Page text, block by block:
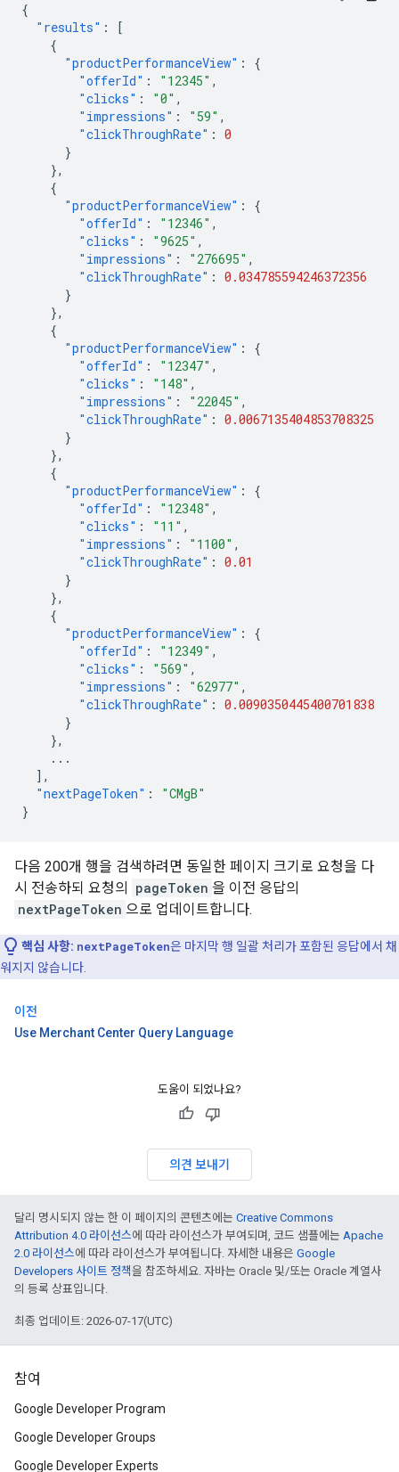
{
"results" :
[
{
"productPerformanceView" :
{
"offerId" : "12345" ,
"clicks" : "0" ,
"impressions" : "59" ,
"clickThroughRate" : 0
}
},
{
"productPerformanceView" :
{
"offerId" : "12346" ,
"clicks" : "9625" ,
"impressions" : "276695" ,
"clickThroughRate" : 0.034785594246372356
}
},
{
"productPerformanceView" :
{
"offerId" : "12347" ,
"clicks" : "148" ,
"impressions" : "22045" ,
"clickThroughRate" : 0.0067135404853708325
}
},
{
"productPerformanceView" :
{
"offerId" : "12348" ,
"clicks" : "11" ,
"impressions" : "1100" ,
"clickThroughRate" : 0.01
}
},
{
"productPerformanceView" :
{
"offerId" : "12349" ,
"clicks" : "569" ,
"impressions" : "62977" ,
"clickThroughRate" : 0.0090350445400701838
}
},
...
],
"nextPageToken" :
"CMgB"
}
다음 200개 행을 검색하려면 동일한 페이지 크기로 요청을 다
시 전송하되 요청의
pageToken 을 이전 응답의
nextPageToken 으로 업데이트합니다.
핵심 사항: nextPageToken은 마지막 행 일괄 처리가 포함된 응답에서 채
워지지 않습니다.
이전
Use Merchant Center Query Language
도움이 되었나요?
의견 보내기
달리 명시되지 않는 한 이 페이지의 콘텐츠에는 Creative Commons
Attribution 4.0 라이선스에 따라 라이선스가 부여되며, 코드 샘플에는 Apache
2.0 라이선스에 따라 라이선스가 부여됩니다. 자세한 내용은 Google
Developers 사이트 정책을 참조하세요. 자바는 Oracle 및/또는 Oracle 계열사
의 등록 상표입니다.
최종 업데이트: 2026-07-17(UTC)
참여
Google Developer Program
Google Developer Groups
Google Developer Experts